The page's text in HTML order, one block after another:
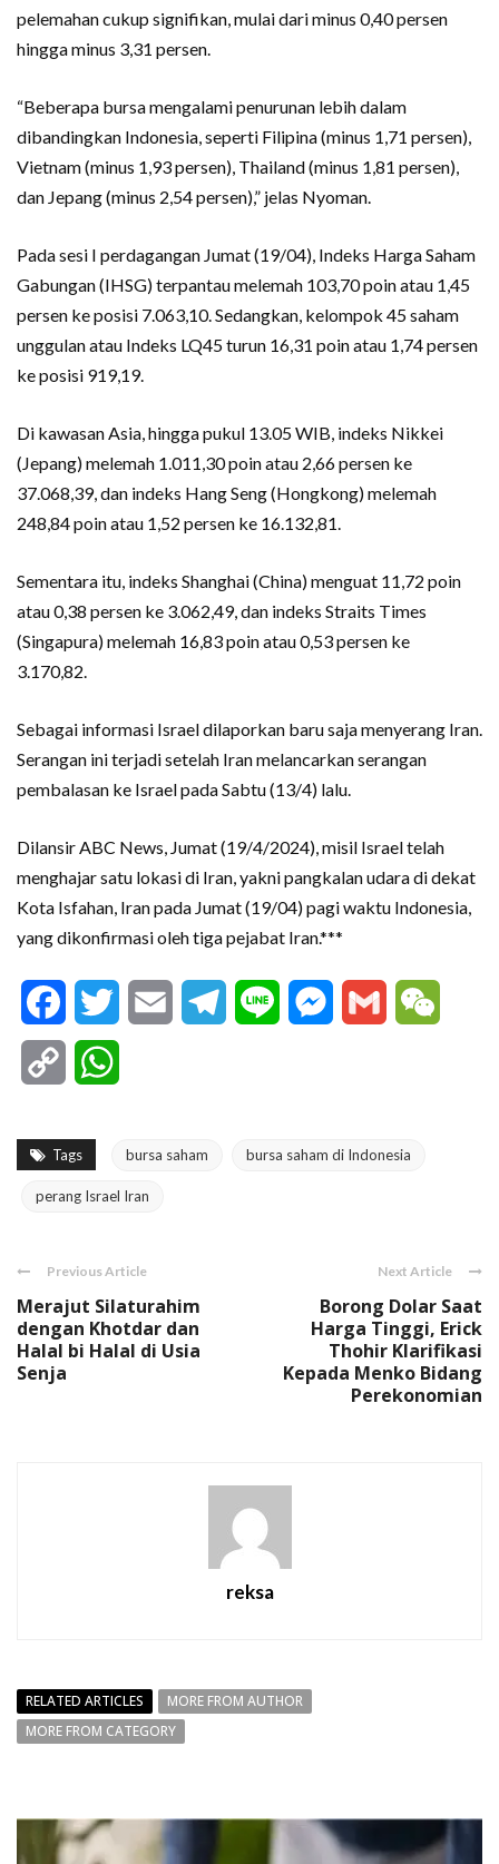
pelemahan cukup signifikan, mulai dari minus 0,40 persen
hingga minus 3,31 persen.
“Beberapa bursa mengalami penurunan lebih dalam
dibandingkan Indonesia, seperti Filipina (minus 1,71 persen),
Vietnam (minus 1,93 persen), Thailand (minus 1,81 persen),
dan Jepang (minus 2,54 persen),” jelas Nyoman.
Pada sesi I perdagangan Jumat (19/04), Indeks Harga Saham
Gabungan (IHSG) terpantau melemah 103,70 poin atau 1,45
persen ke posisi 7.063,10. Sedangkan, kelompok 45 saham
unggulan atau Indeks LQ45 turun 16,31 poin atau 1,74 persen
ke posisi 919,19.
Di kawasan Asia, hingga pukul 13.05 WIB, indeks Nikkei
(Jepang) melemah 1.011,30 poin atau 2,66 persen ke
37.068,39, dan indeks Hang Seng (Hongkong) melemah
248,84 poin atau 1,52 persen ke 16.132,81.
Sementara itu, indeks Shanghai (China) menguat 11,72 poin
atau 0,38 persen ke 3.062,49, dan indeks Straits Times
(Singapura) melemah 16,83 poin atau 0,53 persen ke
3.170,82.
Sebagai informasi Israel dilaporkan baru saja menyerang Iran.
Serangan ini terjadi setelah Iran melancarkan serangan
pembalasan ke Israel pada Sabtu (13/4) lalu.
Dilansir ABC News, Jumat (19/4/2024), misil Israel telah
menghajar satu lokasi di Iran, yakni pangkalan udara di dekat
Kota Isfahan, Iran pada Jumat (19/04) pagi waktu Indonesia,
yang dikonfirmasi oleh tiga pejabat Iran.***
FacebookTwitter Email Telegram
Line Messenger
Gmail
Copy
Tags bursa saham bursa saham di Indonesia
perang Israel Iran
Previous Article
Merajut Silaturahim
dengan Khotdar dan
Halal bi Halal di Usia
Senja
Next Article
Borong Dolar Saat
Harga Tinggi, Erick
Thohir Klarifikasi
Kepada Menko Bidang
Perekonomian
reksa
RELATED ARTICLES
MORE FROM AUTHOR
MORE FROM CATEGORY